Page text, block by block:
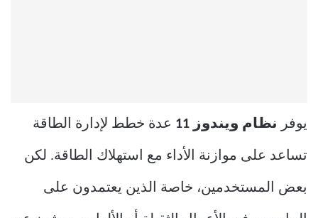
يوفر نظام ويندوز 11 عدة خطط لإدارة الطاقة
تساعد على موازنة الأداء مع استهلاك الطاقة. لكن
بعض المستخدمين، خاصة الذين يعتمدون على